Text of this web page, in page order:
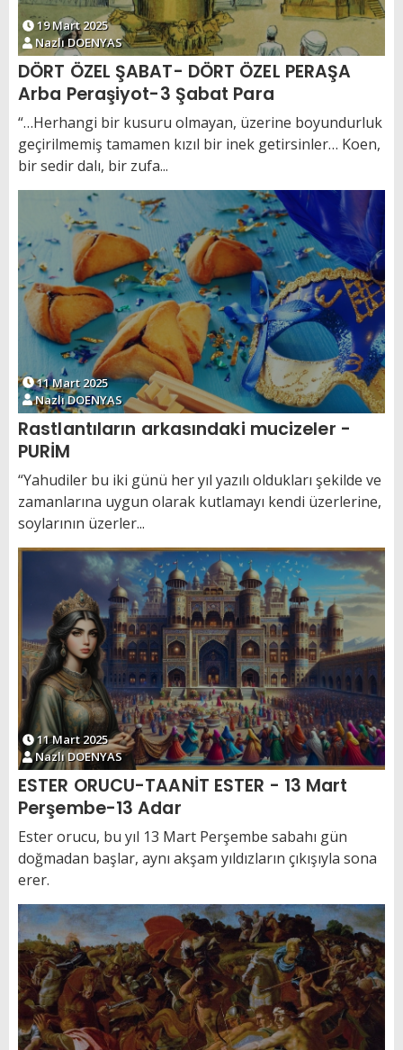
19 Mart 2025
Nazlı DOENYAS
DÖRT ÖZEL ŞABAT- DÖRT ÖZEL PERAŞA
Arba Peraşiyot-3 Şabat Para
“…Herhangi bir kusuru olmayan, üzerine boyundurluk
geçirilmemiş tamamen kızıl bir inek getirsinler… Koen,
bir sedir dalı, bir zufa...
11 Mart 2025
Nazlı DOENYAS
Rastlantıların arkasındaki mucizeler -
PURİM
“Yahudiler bu iki günü her yıl yazılı oldukları şekilde ve
zamanlarına uygun olarak kutlamayı kendi üzerlerine,
soylarının üzerler...
11 Mart 2025
Nazlı DOENYAS
ESTER ORUCU-TAANİT ESTER - 13 Mart
Perşembe-13 Adar
Ester orucu, bu yıl 13 Mart Perşembe sabahı gün
doğmadan başlar, aynı akşam yıldızların çıkışıyla sona
erer.